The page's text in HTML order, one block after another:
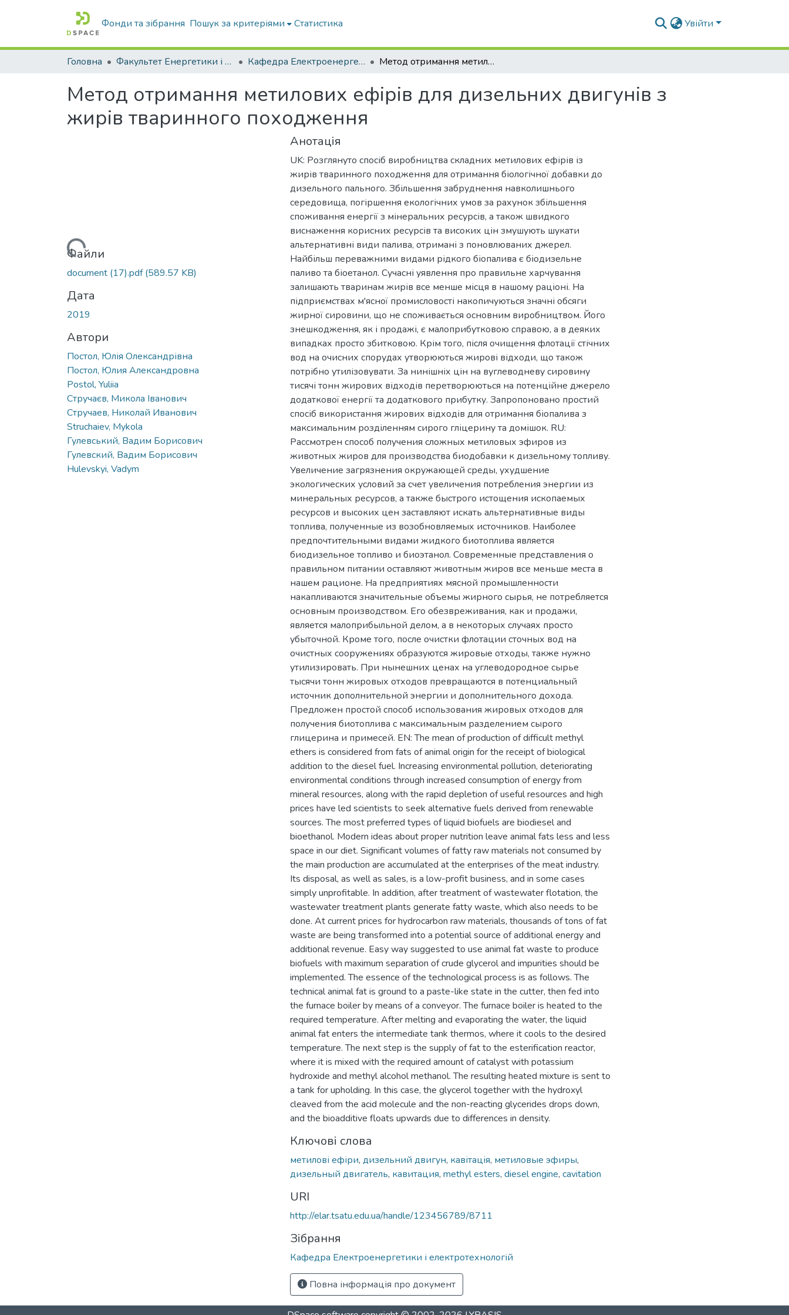
Фонди та зібрання Пошук за критеріями Статистика Увійти
Головна Факультет Енергетики і комп'ютерних технологій Кафедра Електроенергетики і електротехнологій Метод отримання метилових ефірів для дизельних двигунів з жирів тваринного походження
Метод отримання метилових ефірів для дизельних двигунів з
жирів тваринного походження
Вантажиться...
Файли
document (17).pdf(589.57 KB)
Дата
2019
Автори
Постол, Юлія Олександрівна
Постол, Юлия Александровна
Postol, Yuliia
Стручаєв, Микола Іванович
Стручаев, Николай Иванович
Struchaiev, Mykola
Гулевський, Вадим Борисович
Гулевский, Вадим Борисович
Hulevskyi, Vadym
Анотація
UK: Розглянуто спосіб виробництва складних метилових ефірів із
жирів тваринного походження для отримання біологічної добавки до
дизельного пального. Збільшення забруднення навколишнього
середовища, погіршення екологічних умов за рахунок збільшення
споживання енергії з мінеральних ресурсів, а також швидкого
виснаження корисних ресурсів та високих цін змушують шукати
альтернативні види палива, отримані з поновлюваних джерел.
Найбільш переважними видами рідкого біопалива є біодизельне
паливо та біоетанол. Сучасні уявлення про правильне харчування
залишають тваринам жирів все менше місця в нашому раціоні. На
підприємствах м'ясної промисловості накопичуються значні обсяги
жирної сировини, що не споживається основним виробництвом. Його
знешкодження, як і продажі, є малоприбутковою справою, а в деяких
випадках просто збитковою. Крім того, після очищення флотації стічних
вод на очисних спорудах утворюються жирові відходи, що також
потрібно утилізовувати. За нинішніх цін на вуглеводневу сировину
тисячі тонн жирових відходів перетворюються на потенційне джерело
додаткової енергії та додаткового прибутку. Запропоновано простий
спосіб використання жирових відходів для отримання біопалива з
максимальним розділенням сирого гліцерину та домішок. RU:
Рассмотрен способ получения сложных метиловых эфиров из
животных жиров для производства биодобавки к дизельному топливу.
Увеличение загрязнения окружающей среды, ухудшение
экологических условий за счет увеличения потребления энергии из
минеральных ресурсов, а также быстрого истощения ископаемых
ресурсов и высоких цен заставляют искать альтернативные виды
топлива, полученные из возобновляемых источников. Наиболее
предпочтительными видами жидкого биотоплива является
биодизельное топливо и биоэтанол. Современные представления о
правильном питании оставляют животным жиров все меньше места в
нашем рационе. На предприятиях мясной промышленности
накапливаются значительные объемы жирного сырья, не потребляется
основным производством. Его обезвреживания, как и продажи,
является малоприбыльной делом, а в некоторых случаях просто
убыточной. Кроме того, после очистки флотации сточных вод на
очистных сооружениях образуются жировые отходы, также нужно
утилизировать. При нынешних ценах на углеводородное сырье
тысячи тонн жировых отходов превращаются в потенциальный
источник дополнительной энергии и дополнительного дохода.
Предложен простой способ использования жировых отходов для
получения биотоплива с максимальным разделением сырого
глицерина и примесей. EN: The mean of production of difficult methyl
ethers is considered from fats of animal origin for the receipt of biological
addition to the diesel fuel. Increasing environmental pollution, deteriorating
environmental conditions through increased consumption of energy from
mineral resources, along with the rapid depletion of useful resources and high
prices have led scientists to seek alternative fuels derived from renewable
sources. The most preferred types of liquid biofuels are biodiesel and
bioethanol. Modern ideas about proper nutrition leave animal fats less and less
space in our diet. Significant volumes of fatty raw materials not consumed by
the main production are accumulated at the enterprises of the meat industry.
Its disposal, as well as sales, is a low-profit business, and in some cases
simply unprofitable. In addition, after treatment of wastewater flotation, the
wastewater treatment plants generate fatty waste, which also needs to be
done. At current prices for hydrocarbon raw materials, thousands of tons of fat
waste are being transformed into a potential source of additional energy and
additional revenue. Easy way suggested to use animal fat waste to produce
biofuels with maximum separation of crude glycerol and impurities should be
implemented. The essence of the technological process is as follows. The
technical animal fat is ground to a paste-like state in the cutter, then fed into
the furnace boiler by means of a conveyor. The furnace boiler is heated to the
required temperature. After melting and evaporating the water, the liquid
animal fat enters the intermediate tank thermos, where it cools to the desired
temperature. The next step is the supply of fat to the esterification reactor,
where it is mixed with the required amount of catalyst with potassium
hydroxide and methyl alcohol methanol. The resulting heated mixture is sent to
a tank for upholding. In this case, the glycerol together with the hydroxyl
cleaved from the acid molecule and the non-reacting glycerides drops down,
and the bioadditive floats upwards due to differences in density.
Ключові слова
метилові ефіри, дизельний двигун, кавітація, метиловые эфиры,
дизельный двигатель, кавитация, methyl esters, diesel engine, cavitation
URI
http://elar.tsatu.edu.ua/handle/123456789/8711
Зібрання
Кафедра Електроенергетики і електротехнологій
Повна інформація про документ